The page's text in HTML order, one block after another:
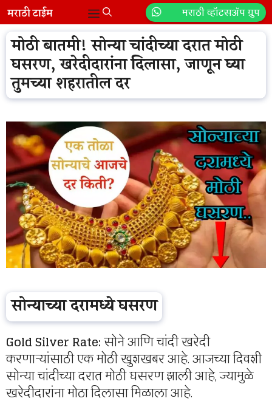
Skip
to
content
मराठी व्हॉटसॲप ग्रुप
Menu
मोठी बातमी! सोन्या चांदीच्या दरात मोठी
घसरण, खरेदीदारांना दिलासा, जाणून घ्या
तुमच्या शहरातील दर
सोन्याच्या दरामध्ये घसरण
Gold Silver Rate:सोने आणि चांदी खरेदी
करणाऱ्यांसाठी एक मोठी खुशखबर आहे. आजच्या दिवशी
सोन्या चांदीच्या दरात मोठी घसरण झाली आहे, ज्यामुळे
खरेदीदारांना मोठा दिलासा मिळाला आहे.